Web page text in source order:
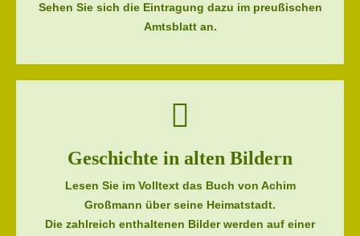
Sehen Sie sich die Eintragung dazu im preußischen
Amtsblatt an.
Geschichte in alten Bildern
Lesen Sie im Volltext das Buch von Achim
Großmann über seine Heimatstadt.
Die zahlreich enthaltenen Bilder werden auf einer